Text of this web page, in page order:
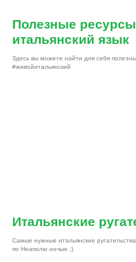
Полезные
итальянский язык
Здесь вы можете найти для себя
#живойитальянский
Итальянские
Самые нужные итальянские
по Неаполю ночью ;)